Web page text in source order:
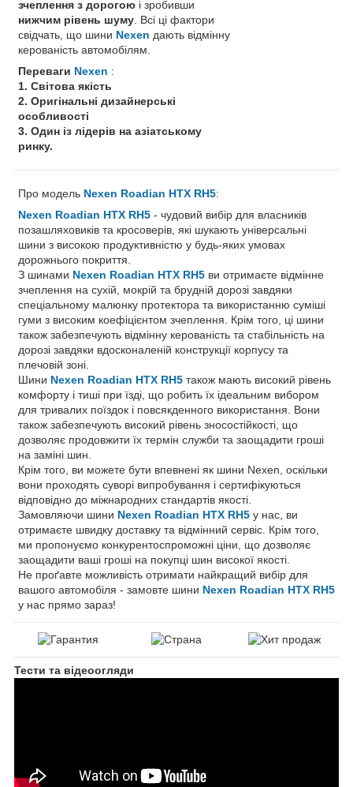
зчеплення з дорогою і зробивши
нижчим рівень шуму . Всі ці фактори
свідчать, що шини Nexen дають відмінну
керованість автомобілям.
Переваги Nexen :
1. Світова якість
2. Оригінальні дизайнерські
особливості
3. Один із лідерів на азіатському
ринку.
Про модель Nexen Roadian HTX RH5:
Nexen Roadian HTX RH5 - чудовий вибір для власників
позашляховиків та кросоверів, які шукають універсальні
шини з високою продуктивністю у будь-яких умовах
дорожнього покриття.
З шинами Nexen Roadian HTX RH5 ви отримаєте відмінне
зчеплення на сухій, мокрій та брудній дорозі завдяки
спеціальному малюнку протектора та використанню суміші
гуми з високим коефіцієнтом зчеплення. Крім того, ці шини
також забезпечують відмінну керованість та стабільність на
дорозі завдяки вдосконаленій конструкції корпусу та
плечовій зоні.
Шини Nexen Roadian HTX RH5 також мають високий рівень
комфорту і тиші при їзді, що робить їх ідеальним вибором
для тривалих поїздок і повсякденного використання. Вони
також забезпечують високий рівень зносостійкості, що
дозволяє продовжити їх термін служби та заощадити гроші
на заміні шин.
Крім того, ви можете бути впевнені як шини Nexen, оскільки
вони проходять суворі випробування і сертифікуються
відповідно до міжнародних стандартів якості.
Замовляючи шини Nexen Roadian HTX RH5 у нас, ви
отримаєте швидку доставку та відмінний сервіс. Крім того,
ми пропонуємо конкурентоспроможні ціни, що дозволяє
заощадити ваші гроші на покупці шин високої якості.
Не проґавте можливість отримати найкращий вибір для
вашого автомобіля - замовте шини Nexen Roadian HTX RH5
у нас прямо зараз!
Тести та відеоогляди